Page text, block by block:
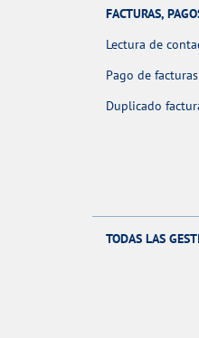
FACTURAS,
Lectura de
Pago de facturas
Duplicado
TODAS LAS